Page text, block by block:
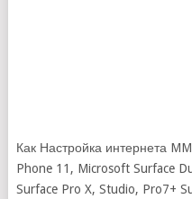
Как Настройка интернета
Phone 11, Microsoft Surface
Surface Pro X, Studio, Pro7+